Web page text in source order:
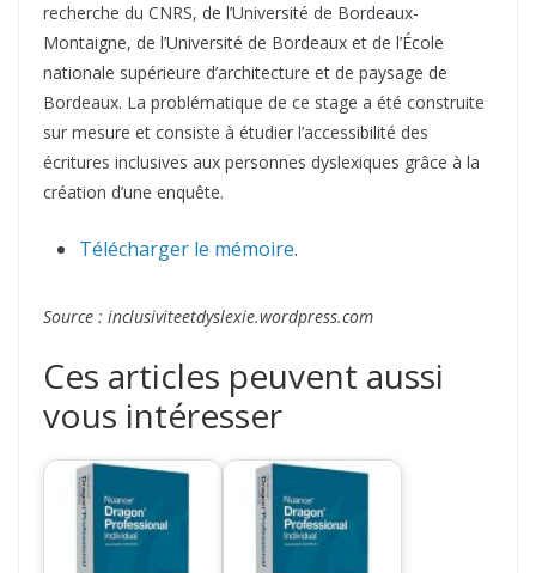
recherche du CNRS, de l’Université de Bordeaux-
Montaigne, de l’Université de Bordeaux et de l’École
nationale supérieure d’architecture et de paysage de
Bordeaux. La problématique de ce stage a été construite
sur mesure et consiste à étudier l’accessibilité des
écritures inclusives aux personnes dyslexiques grâce à la
création d’une enquête.
Télécharger le mémoire.
Source : inclusiviteetdyslexie.wordpress.com
Ces articles peuvent aussi
vous intéresser